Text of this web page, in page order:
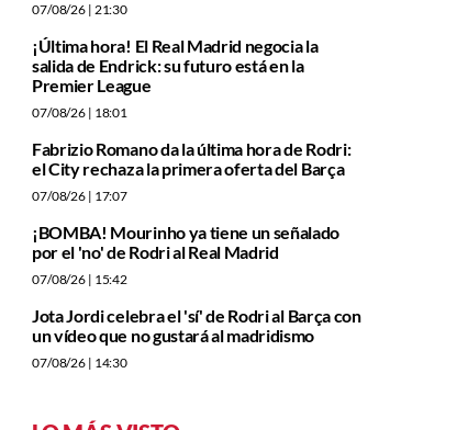
07/08/26 | 21:30
¡Última hora! El Real Madrid negocia la
salida de Endrick: su futuro está en la
Premier League
07/08/26 | 18:01
Fabrizio Romano da la última hora de Rodri:
el City rechaza la primera oferta del Barça
07/08/26 | 17:07
¡BOMBA! Mourinho ya tiene un señalado
por el 'no' de Rodri al Real Madrid
07/08/26 | 15:42
Jota Jordi celebra el 'sí' de Rodri al Barça con
un vídeo que no gustará al madridismo
07/08/26 | 14:30